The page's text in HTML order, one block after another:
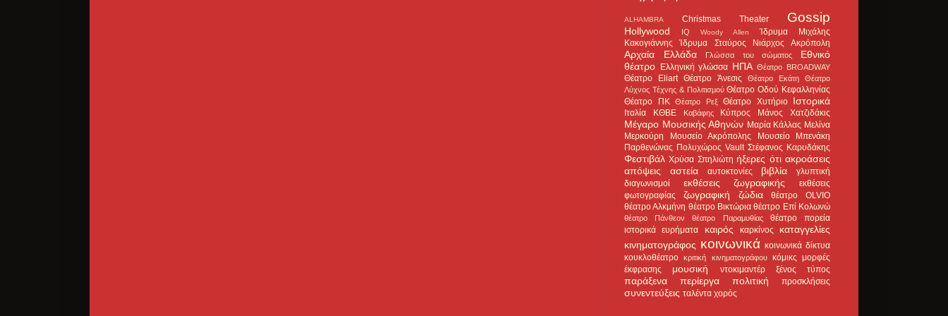
ALHAMBRA Christmas Theater Gossip
Hollywood IQ Woody Allen
Ίδρυμα Μιχάλης
Κακογιάννης
Ίδρυμα Σταύρος Νιάρχος Ακρόπολη
Αρχαία Ελλάδα Γλώσσα του σώματος
Εθνικό
θέατρο Ελληνική γλώσσα ΗΠΑ Θέατρο BROADWAY
Θέατρο Eliart Θέατρο Άνεσις Θέατρο Εκάτη
Θέατρο
Λύχνος Τέχνης & Πολιτισμού Θέατρο Οδού Κεφαλληνίας
Θέατρο ΠΚ
Θέατρο Ρεξ Θέατρο Χυτήριο Ιστορικά
Ιταλία ΚΘΒΕ Καβάφης Κύπρος Μάνος Χατζιδάκις
Μέγαρο Μουσικής Αθηνών Μαρία Κάλλας Μελίνα
Μερκούρη
Μουσείο Ακρόπολης
Μουσείο Μπενάκη
Παρθενώνας Πολυχώρος Vault Στέφανος Καρυδάκης
Φεστιβάλ Χρύσα Σπηλιώτη ήξερες ότι ακροάσεις
απόψεις
αστεία αυτοκτονίες βιβλία
γλυπτική
διαγωνισμοί
εκθέσεις ζωγραφικής
εκθέσεις
φωτογραφίας
ζωγραφική ζώδια
θέατρο OLVIO
θέατρο Αλκμήνη θέατρο Βικτώρια θέατρο Επί Κολωνώ
θέατρο Πάνθεον θέατρο Παραμυθίας
θέατρο πορεία
ιστορικά ευρήματα
καιρός καρκίνος
καταγγελίες
κινηματογράφος κοινωνικά κοινωνικά δίκτυα
κουκλοθέατρο
κριτική κινηματογράφου κόμικς μορφές
έκφρασης
μουσική ντοκιμαντέρ ξένος τύπος
παράξενα περίεργα πολιτική προσκλήσεις
συνεντεύξεις ταλέντα χορός